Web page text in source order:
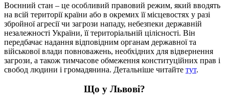
Воєнний стан – це особливий правовий режим, який вводять
на всій території країни або в окремих її місцевостях у разі
збройної агресії чи загрози нападу, небезпеки державній
незалежності України, її територіальній цілісності. Він
передбачає надання відповідним органам державної та
військової влади повноважень, необхідних для відвернення
загрози, а також тимчасове обмеження конституційних прав і
свобод людини і громадянина. Детальніше читайте тут.
Що у Львові?